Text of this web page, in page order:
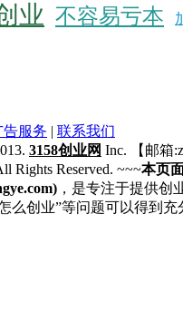
业 不容易亏本
告服务 | 联系我们
3158创业网 Inc.
【邮箱
Rights Reserved. ~~~本页
，是专注于提供创
么创业”等问题可以得到